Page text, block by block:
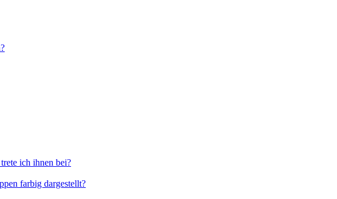
ich ihnen bei?
farbig dargestellt?